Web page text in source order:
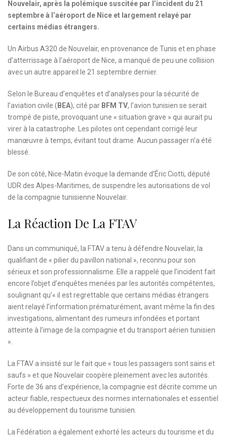
Nouvelair, après la polémique suscitée par l’incident du 21
septembre à l’aéroport de Nice et largement relayé par
certains médias étrangers.
Un Airbus A320 de Nouvelair, en provenance de Tunis et en phase
d’atterrissage à l’aéroport de Nice, a manqué de peu une collision
avec un autre appareil le 21 septembre dernier.
Selon le Bureau d’enquêtes et d’analyses pour la sécurité de
l’aviation civile ( BEA), cité par BFM TV, l’avion tunisien se serait
trompé de piste, provoquant une « situation grave » qui aurait pu
virer à la catastrophe. Les pilotes ont cependant corrigé leur
manœuvre à temps, évitant tout drame. Aucun passager n’a été
blessé.
De son côté, Nice-Matin évoque la demande d’Éric Ciotti, député
UDR des Alpes-Maritimes, de suspendre les autorisations de vol
de la compagnie tunisienne Nouvelair.
La Réaction De La FTAV
Dans un communiqué, la FTAV a tenu à défendre Nouvelair, la
qualifiant de « pilier du pavillon national », reconnu pour son
sérieux et son professionnalisme. Elle a rappelé que l’incident fait
encore l’objet d’enquêtes menées par les autorités compétentes,
soulignant qu’« il est regrettable que certains médias étrangers
aient relayé l’information prématurément, avant même la fin des
investigations, alimentant des rumeurs infondées et portant
atteinte à l’image de la compagnie et du transport aérien tunisien
».
La FTAV a insisté sur le fait que « tous les passagers sont sains et
saufs » et que Nouvelair coopère pleinement avec les autorités.
Forte de 36 ans d’expérience, la compagnie est décrite comme un
acteur fiable, respectueux des normes internationales et essentiel
au développement du tourisme tunisien.
La Fédération a également exhorté les acteurs du tourisme et du